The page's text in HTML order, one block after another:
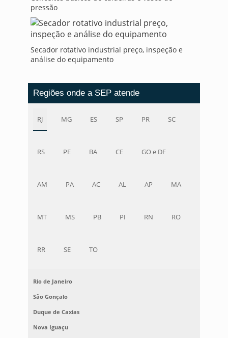
pressão
Secador rotativo industrial preço, inspeção e
análise do equipamento
Regiões onde a SEP atende
RJ MG ES SP PR SC
RS PE BA CE GO e DF
AM PA AC AL AP MA
MT MS PB PI RN RO
RR SE TO
Rio de Janeiro
São Gonçalo
Duque de Caxias
Nova Iguaçu